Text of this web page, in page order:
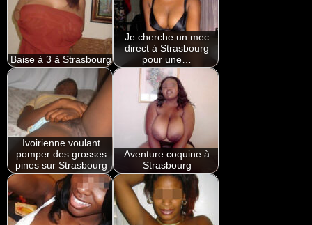
Baise à 3 à Strasbourg
Je cherche un mec
direct à Strasbourg
pour une…
Ivoirienne voulant
pomper des grosses
pines sur Strasbourg
Aventure coquine à
Strasbourg